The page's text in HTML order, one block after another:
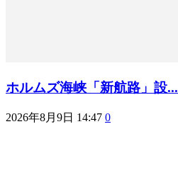
ホルムズ海峡「新航路」設...
2026年8月9日 14:47 0